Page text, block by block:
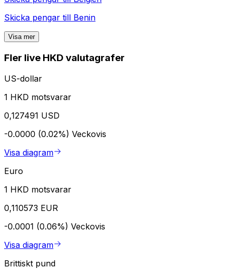
Skicka pengar till Benin
Visa mer
Fler live HKD valutagrafer
US-dollar
1 HKD motsvarar
0,127491 USD
-0.0000 (0.02%) Veckovis
Visa diagram
Euro
1 HKD motsvarar
0,110573 EUR
-0.0001 (0.06%) Veckovis
Visa diagram
Brittiskt pund